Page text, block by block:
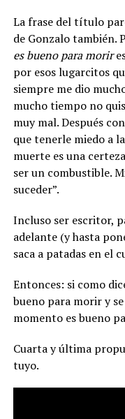
La frase del título
de Gonzalo también.
es bueno para morir
por esos lugarcitos
siempre me dio
mucho tiempo no
muy mal. Después
que tenerle miedo a
muerte es una
ser un combustible.
suceder”.
Incluso ser escritor,
adelante (y hasta
saca a patadas en el
Entonces: si como
bueno para morir y
momento es bueno
Cuarta y última
tuyo.